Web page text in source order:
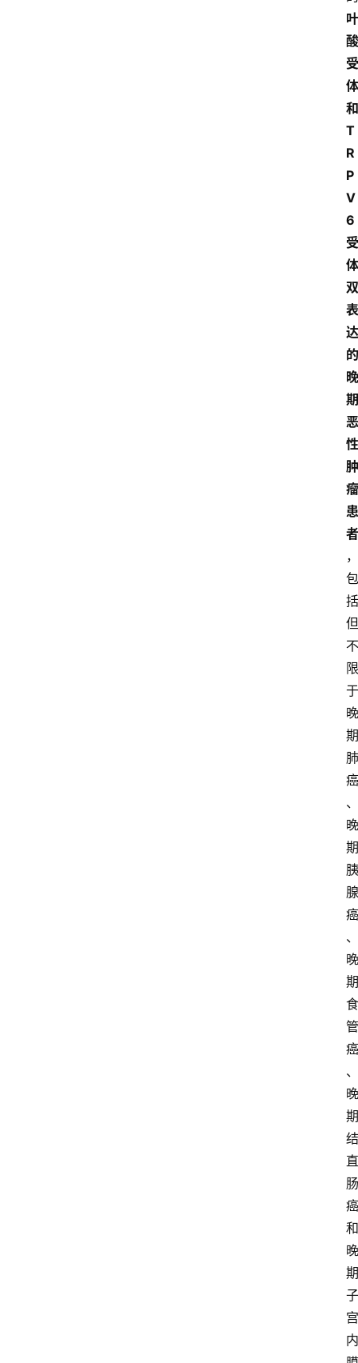
叶
酸
受
体
和
T
R
P
V
6
受
体
双
表
达
的
晚
期
恶
性
肿
瘤
患
者
，
包
括
但
不
限
于
晚
期
肺
癌
、
晚
期
胰
腺
癌
、
晚
期
食
管
癌
、
晚
期
结
直
肠
癌
和
晚
期
子
宫
内